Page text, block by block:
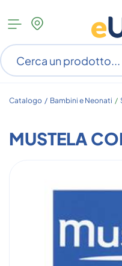
Apri
menu
categorie
Catalogo / Bambini e Neonati /
MUSTELA